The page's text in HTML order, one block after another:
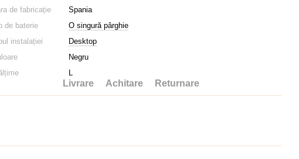
de fabricație
Spania
de baterie
O singură pârghie
instalației
Desktop
Negru
L
Livrare Achitare Returnare